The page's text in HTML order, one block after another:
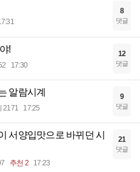
8
댓글
!
17:30
12
댓글
알람시계
2171 17:25
9
댓글
서양입맛으로 바뀌던 시
추천 2 17:23
21
댓글